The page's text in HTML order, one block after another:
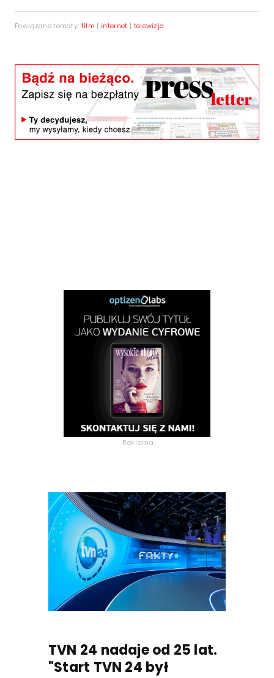
Powiązane tematy: film |internet | telewizja
Reklama
TVN 24 nadaje od 25 lat.
"Start TVN 24 był